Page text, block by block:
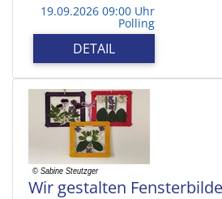
19.09.2026 09:00 Uhr
Polling
DETAIL
Wir gestalten